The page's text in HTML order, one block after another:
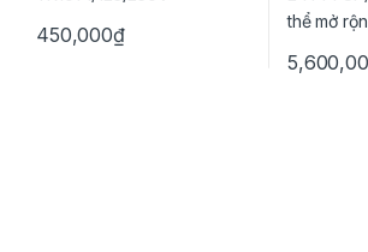
450,000₫